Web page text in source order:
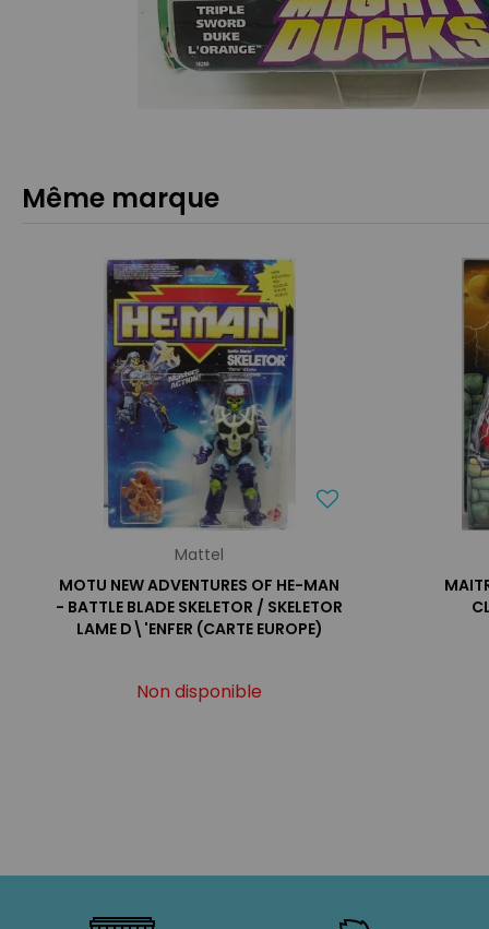
Même marque
Mattel
MOTU NEW ADVENTURES OF HE-MAN
- BATTLE BLADE SKELETOR / SKELETOR
LAME D\'ENFER (CARTE EUROPE)
Non disponible